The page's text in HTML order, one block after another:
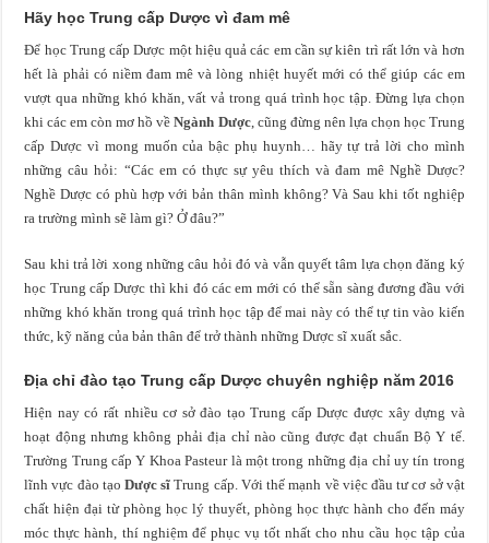
Hãy học Trung cấp Dược vì đam mê
Để học Trung cấp Dược một hiệu quả các em cần sự kiên trì rất lớn và hơn
hết là phải có niềm đam mê và lòng nhiệt huyết mới có thể giúp các em
vượt qua những khó khăn, vất vả trong quá trình học tập. Đừng lựa chọn
khi các em còn mơ hồ vềNgành Dược, cũng đừng nên lựa chọn học Trung
cấp Dược vì mong muốn của bậc phụ huynh… hãy tự trả lời cho mình
những câu hỏi: “Các em có thực sự yêu thích và đam mê Nghề Dược?
Nghề Dược có phù hợp với bản thân mình không? Và Sau khi tốt nghiệp
ra trường mình sẽ làm gì? Ở đâu?”
Sau khi trả lời xong những câu hỏi đó và vẫn quyết tâm lựa chọn đăng ký
học Trung cấp Dược thì khi đó các em mới có thể sẵn sàng đương đầu với
những khó khăn trong quá trình học tập để mai này có thể tự tin vào kiến
thức, kỹ năng của bản thân để trở thành những Dược sĩ xuất sắc.
Địa chỉ đào tạo Trung cấp Dược chuyên nghiệp năm 2016
Hiện nay có rất nhiều cơ sở đào tạo Trung cấp Dược được xây dựng và
hoạt động nhưng không phải địa chỉ nào cũng được đạt chuẩn Bộ Y tế.
Trường Trung cấp Y Khoa Pasteur là một trong những địa chỉ uy tín trong
lĩnh vực đào tạoDược sĩ Trung cấp. Với thế mạnh về việc đầu tư cơ sở vật
chất hiện đại từ phòng học lý thuyết, phòng học thực hành cho đến máy
móc thực hành, thí nghiệm để phục vụ tốt nhất cho nhu cầu học tập của